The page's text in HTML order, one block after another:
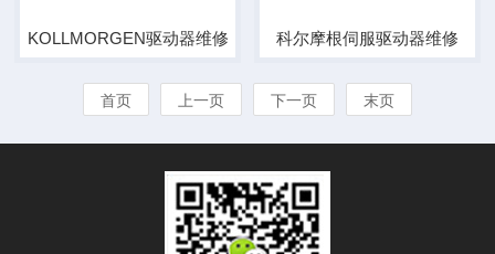
KOLLMORGEN驱动器维修 科尔摩根伺服驱动器维修
首页 上一页 下一页 末页